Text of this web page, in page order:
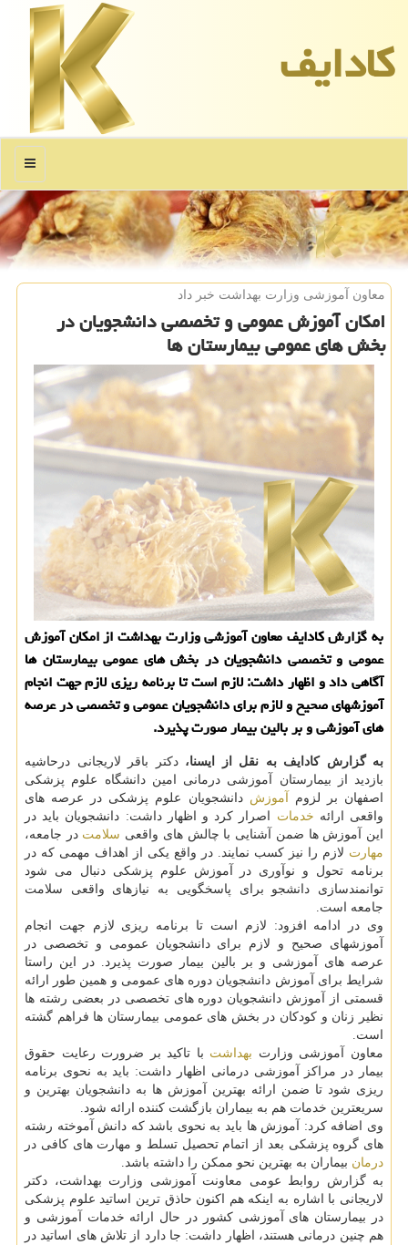
كادایف
منو
معاون آموزشی وزارت بهداشت خبر داد
امكان آموزش عمومی و تخصصی دانشجویان در
بخش های عمومی بیمارستان ها
به گزارش كادایف معاون آموزشی وزارت بهداشت از امكان آموزش
عمومی و تخصصی دانشجویان در بخش های عمومی بیمارستان ها
آگاهی داد و اظهار داشت: لازم است تا برنامه ریزی لازم جهت انجام
آموزشهای صحیح و لازم برای دانشجویان عمومی و تخصصی در عرصه
های آموزشی و بر بالین بیمار صورت پذیرد.
به گزارش كادایف به نقل از ایسنا،دكتر باقر لاریجانی درحاشیه
بازدید از بیمارستان آموزشی درمانی امین دانشگاه علوم پزشكی
اصفهان بر لزوم
آموزش دانشجویان علوم پزشكی در عرصه های
واقعی ارائه خدمات اصرار كرد و اظهار داشت: دانشجویان باید در
این آموزش ها ضمن آشنایی با چالش های واقعی سلامت در جامعه،
مهارت لازم را نیز كسب نمایند. در واقع یكی از اهداف مهمی كه در
برنامه تحول و نوآوری در آموزش علوم پزشكی دنبال می شود
توانمندسازی دانشجو برای پاسخگویی به نیازهای واقعی سلامت
جامعه است.
وی در ادامه افزود: لازم است تا برنامه ریزی لازم جهت انجام
آموزشهای صحیح و لازم برای دانشجویان عمومی و تخصصی در
عرصه های آموزشی و بر بالین بیمار صورت پذیرد. در این راستا
شرایط برای آموزش دانشجویان دوره های عمومی و همین طور ارائه
قسمتی از آموزش دانشجویان دوره های تخصصی در بعضی رشته ها
نظیر زنان و كودكان در بخش های عمومی بیمارستان ها فراهم گشته
است.
معاون آموزشی وزارت بهداشت با تاكید بر ضرورت رعایت حقوق
بیمار در مراكز آموزشی درمانی اظهار داشت: باید به نحوی برنامه
ریزی شود تا ضمن ارائه بهترین آموزش ها به دانشجویان بهترین و
سریعترین خدمات هم به بیماران بازگشت كننده ارائه شود.
وی اضافه كرد: آموزش ها باید به نحوی باشد كه دانش آموخته رشته
های گروه پزشكی بعد از اتمام تحصیل تسلط و مهارت های كافی در
درمان بیماران به بهترین نحو ممكن را داشته باشد.
به گزارش روابط عومی معاونت آموزشی وزارت بهداشت، دكتر
لاریجانی با اشاره به اینكه هم اكنون حاذق ترین اساتید علوم پزشكی
در بیمارستان های آموزشی كشور در حال ارائه خدمات آموزشی و
هم چنین درمانی هستند، اظهار داشت: جا دارد از تلاش های اساتید در